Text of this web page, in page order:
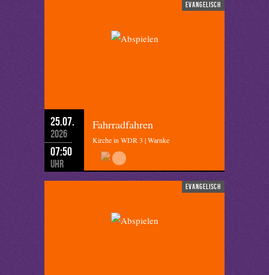
evangelisch
25.07.
2026
07:50
Uhr
Fahrradfahren
Kirche in WDR 3 | Warnke
evangelisch